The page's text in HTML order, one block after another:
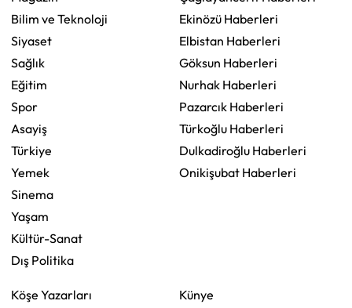
Bilim ve Teknoloji
Siyaset
Sağlık
Eğitim
Spor
Asayiş
Türkiye
Yemek
Sinema
Yaşam
Kültür-Sanat
Dış Politika
Ekinözü Haberleri
Elbistan Haberleri
Göksun Haberleri
Nurhak Haberleri
Pazarcık Haberleri
Türkoğlu Haberleri
Dulkadiroğlu Haberleri
Onikişubat Haberleri
Köşe Yazarları Künye